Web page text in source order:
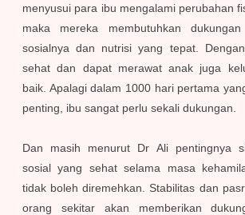
menyusui para ibu mengalami perubahan
maka mereka membutuhkan
sosialnya dan nutrisi yang tepat.
sehat dan dapat merawat anak juga
baik. Apalagi dalam 1000 hari pertama
penting, ibu sangat perlu sekali dukungan.
Dan masih menurut Dr Ali pentingnya
sosial yang sehat selama masa
tidak boleh diremehkan. Stabilitas dan
orang sekitar akan memberikan